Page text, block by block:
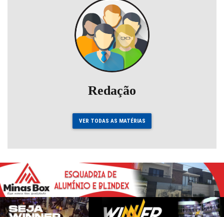
Redação
VER TODAS AS MATÉRIAS